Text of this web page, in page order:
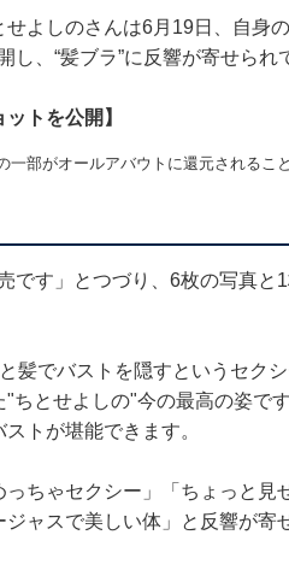
よしのさんは6月19日、自身
、“髪ブラ”に反響が寄せられ
トを公開】
部がオールアバウトに還元されること
す」とつづり、6枚の写真と
髪でバストを隠すというセクシ
ちとせよしの"今の最高の姿で
トが堪能できます。
ちゃセクシー」「ちょっと見
ャスで美しい体」と反響が寄